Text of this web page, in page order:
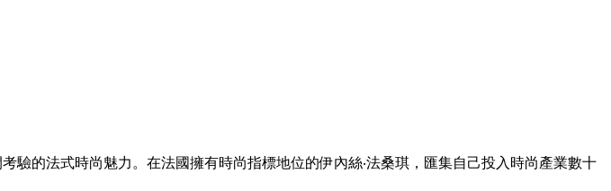
驗的法式時尚魅力。在法國擁有時尚指標地位的伊內絲‧法桑琪，匯集自己投入時尚產業數十